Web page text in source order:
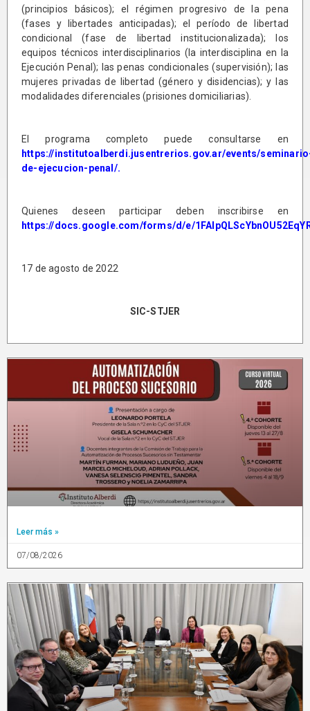
(principios básicos); el régimen progresivo de la pena
(fases y libertades anticipadas); el período de libertad
condicional (fase de libertad institucionalizada); los
equipos técnicos interdisciplinarios (la interdisciplina en la
Ejecución Penal); las penas condicionales (supervisión); las
mujeres privadas de libertad (género y disidencias); y las
modalidades diferenciales (prisiones domiciliarias).
El programa completo puede consultarse en
https://institutoalberdi.jusentrerios.gov.ar/events/
de-ejecucion-penal/.
Quienes deseen participar deben inscribirse en
https://docs.google.com/forms/d/e/
17 de agosto de 2022
SIC-STJER
Leer más »
07/08/2026